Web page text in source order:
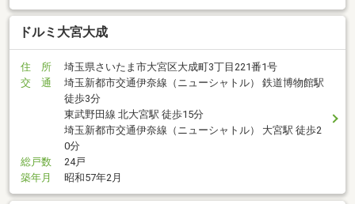
ドルミ大宮大成
住 所
埼玉県さいたま市大宮区大成町3丁目221番1号
交 通
埼玉新都市交通伊奈線（ニューシャトル） 鉄道博物館駅
徒歩3分
東武野田線 北大宮駅 徒歩15分
埼玉新都市交通伊奈線（ニューシャトル） 大宮駅 徒歩2
0分
総戸数
24戸
築年月
昭和57年2月